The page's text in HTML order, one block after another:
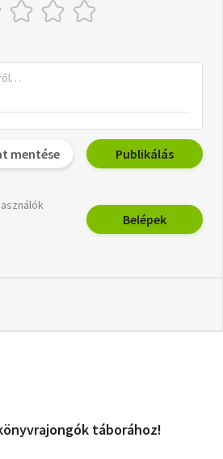
mentése Publikálás
Belépek
táborához!